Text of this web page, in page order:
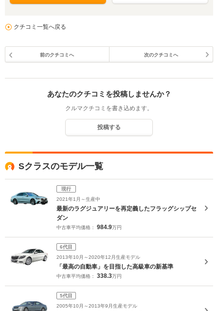
クチコミ一覧へ戻る
前のクチコミへ 次のクチコミへ
あなたのクチコミを投稿しませんか？
クルマクチコミを書き込めます。
投稿する
Sクラスのモデル一覧
現行
2021年1月～生産中
最新のラグジュアリーを再定義したフラッグシップセ
ダン
中古車平均価格： 984.9万円
6代目
2013年10月～2020年12月生産モデル
「最高の自動車」を目指した高級車の新基準
中古車平均価格： 338.3万円
5代目
2005年10月～2013年9月生産モデル